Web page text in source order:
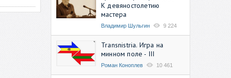
К девяностолетию
мастера
Владимир Шульгин 9 224
Transnistria. Игра на
минном поле - III
Роман Коноплев 10 461